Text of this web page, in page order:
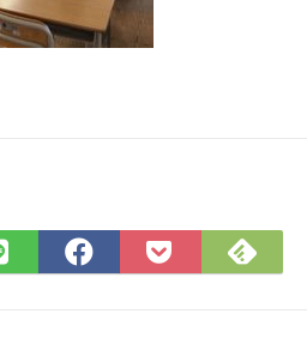
LINE
で
Facebook
で
Pocket
に
で